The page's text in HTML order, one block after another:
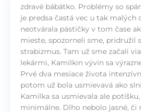
zdravé bábätko. Problémy so
je predsa častá vec u tak malých
neotvárala pästičky v tom čase
mieste, spozorneli sme, pridružil
strabizmus. Tam už sme začali
lekármi, Kamilkin vývin sa
Prvé dva mesiace života
potom už bola usmievavá ako
Kamilka sa usmievala ale
minimálne. Dlho nebolo jasné, či